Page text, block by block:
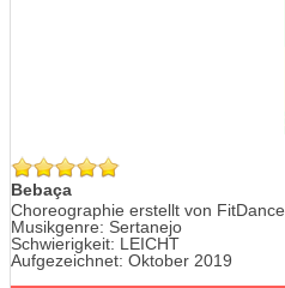
Bebaça
Choreographie erstellt von FitDance
Musikgenre: Sertanejo
Schwierigkeit: LEICHT
Aufgezeichnet: Oktober 2019